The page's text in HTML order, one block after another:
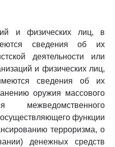
и физических лиц, в
сведения об их
деятельности или
и физических лиц,
сведения об их
оружия массового
межведомственного
функции
терроризма, о
денежных средств